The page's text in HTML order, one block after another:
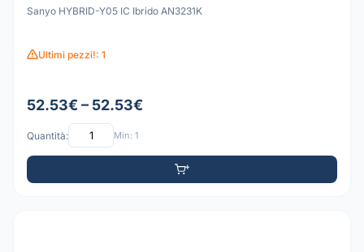
Sanyo HYBRID-Y05 IC Ibrido AN3231K
Ultimi pezzi!: 1
52.53€ – 52.53€
Quantità: Min: 1